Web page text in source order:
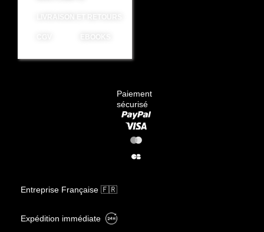
EBOOKS
Paiement
sécurisé
Expédition immédiate
Entreprise Française 🇫🇷